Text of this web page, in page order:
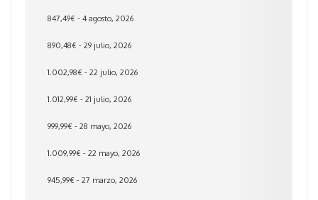
847,49€ - 4 agosto, 2026
890,48€ - 29 julio, 2026
1.002,98€ - 22 julio, 2026
1.012,99€ - 21 julio, 2026
999,99€ - 28 mayo, 2026
1.009,99€ - 22 mayo, 2026
945,99€ - 27 marzo, 2026